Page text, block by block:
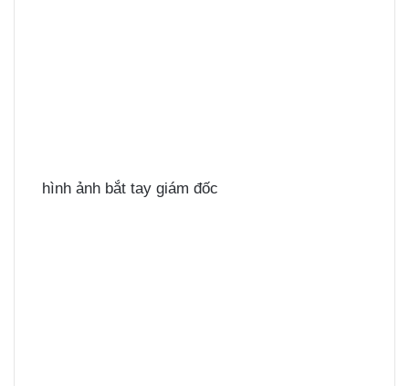
hình ảnh bắt tay giám đốc